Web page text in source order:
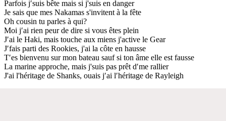
Parfois j′suis bête mais si j'suis en danger
Je sais que mes Nakamas s'invitent à la fête
Oh cousin tu parles à qui?
Moi j′ai rien peur de dire si vous êtes plein
J′ai le Haki, mais touche aux miens j'active le Gear
J′fais parti des Rookies, j'ai la côte en hausse
T′es bienvenu sur mon bateau sauf si ton âme elle est fausse
La marine approche, mais j'suis pas prêt d′me rallier
J'ai l'héritage de Shanks, ouais j′ai l′héritage de Rayleigh